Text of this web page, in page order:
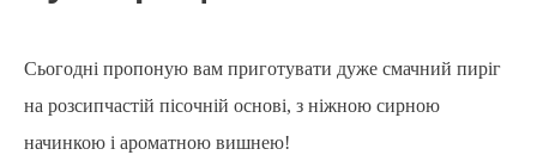
Сьогодні пропоную вам приготувати дуже смачний пиріг
на розсипчастій пісочній основі, з ніжною сирною
начинкою і ароматною вишнею!